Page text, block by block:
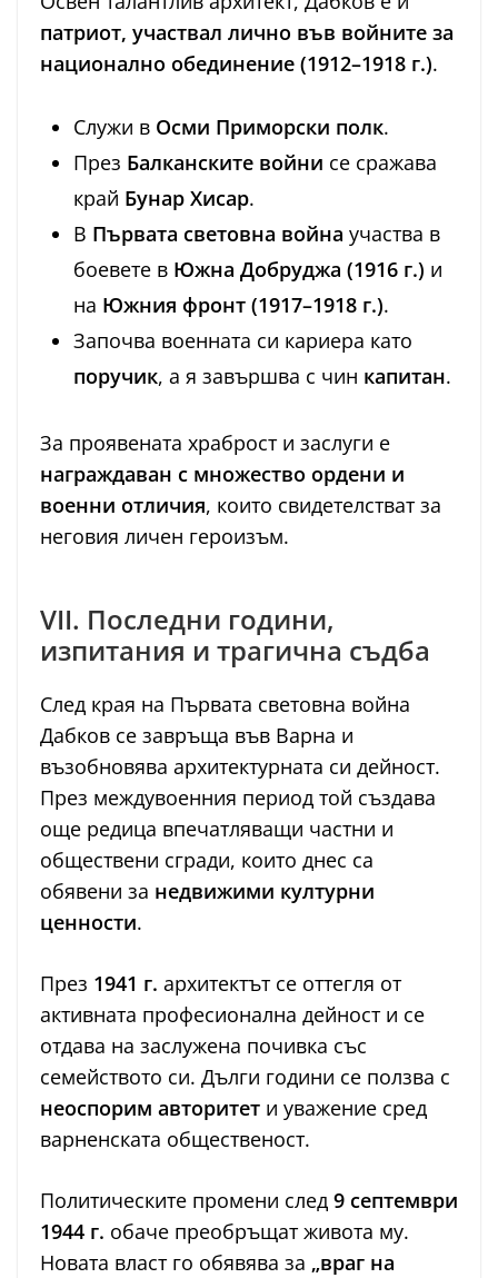
патриот, участвал лично във войните за
национално обединение (1912–1918 г.).
Служи в Осми Приморски полк.
През Балканските войни се сражава
край Бунар Хисар.
В Първата световна война участва в
боевете в Южна Добруджа (1916 г.) и
на Южния фронт (1917–1918 г.).
Започва военната си кариера като
поручик, а я завършва с чин капитан.
За проявената храброст и заслуги е
награждаван с множество ордени и
военни отличия, които свидетелстват за
неговия личен героизъм.
VII. Последни години,
изпитания и трагична съдба
След края на Първата световна война
Дабков се завръща във Варна и
възобновява архитектурната си дейност.
През междувоенния период той създава
още редица впечатляващи частни и
обществени сгради, които днес са
обявени за недвижими културни
ценности.
През 1941 г. архитектът се оттегля от
активната професионална дейност и се
отдава на заслужена почивка със
семейството си. Дълги години се ползва с
неоспорим авторитет и уважение сред
варненската общественост.
Политическите промени след 9 септември
1944 г. обаче преобръщат живота му.
Новата власт го обявява за „враг на